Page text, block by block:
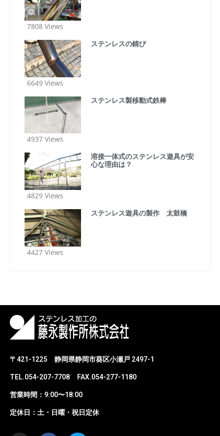
7808 Views
ステンレスの錆び
6649 Views
ステンレス製移動式鉄棒
4937 Views
溶接一体式のステンレス遊具が安
心な理由は？
4829 Views
ステンレス遊具の製作 太鼓橋
4427 Views
〒421-1225 静岡県静岡市葵区小瀬戸 2497-1
TEL.054-207-7708 FAX.054-277-1180
営業時間：9:00〜18:00
定休日：土・日曜・祝日定休